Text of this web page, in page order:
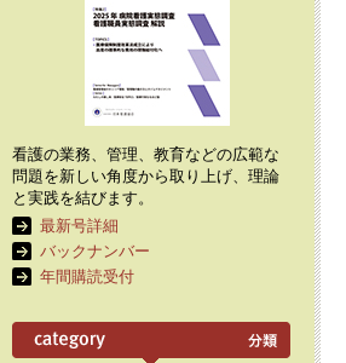
看護の業務、管理、教育などの広範な
問題を新しい角度から取り上げ、理論
と実践を結びます。
最新号詳細
バックナンバー
年間購読受付